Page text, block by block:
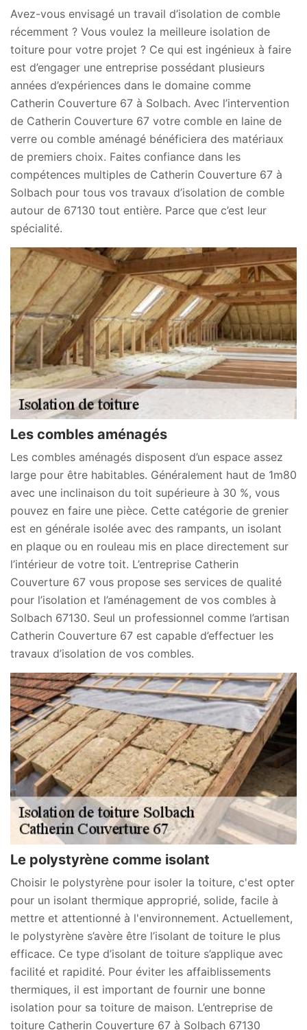
Avez-vous envisagé un travail d’isolation de comble
récemment ? Vous voulez la meilleure isolation de
toiture pour votre projet ? Ce qui est ingénieux à faire
est d’engager une entreprise possédant plusieurs
années d’expériences dans le domaine comme
Catherin Couverture 67 à Solbach. Avec l’intervention
de Catherin Couverture 67 votre comble en laine de
verre ou comble aménagé bénéficiera des matériaux
de premiers choix. Faites confiance dans les
compétences multiples de Catherin Couverture 67 à
Solbach pour tous vos travaux d’isolation de comble
autour de 67130 tout entière. Parce que c’est leur
spécialité.
Les combles aménagés
Les combles aménagés disposent d’un espace assez
large pour être habitables. Généralement haut de 1m80
avec une inclinaison du toit supérieure à 30 %, vous
pouvez en faire une pièce. Cette catégorie de grenier
est en générale isolée avec des rampants, un isolant
en plaque ou en rouleau mis en place directement sur
l’intérieur de votre toit. L’entreprise Catherin
Couverture 67 vous propose ses services de qualité
pour l’isolation et l’aménagement de vos combles à
Solbach 67130. Seul un professionnel comme l’artisan
Catherin Couverture 67 est capable d’effectuer les
travaux d’isolation de vos combles.
Le polystyrène comme isolant
Choisir le polystyrène pour isoler la toiture, c'est opter
pour un isolant thermique approprié, solide, facile à
mettre et attentionné à l'environnement. Actuellement,
le polystyrène s’avère être l’isolant de toiture le plus
efficace. Ce type d’isolant de toiture s’applique avec
facilité et rapidité. Pour éviter les affaiblissements
thermiques, il est important de fournir une bonne
isolation pour sa toiture de maison. L’entreprise de
toiture Catherin Couverture 67 à Solbach 67130